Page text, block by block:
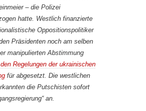
– die Polizei
hatte. Westlich finanzierte
Oppositionspolitiker
Präsidenten noch am selben
manipulierten Abstimmung
Regelungen der ukrainischen
für abgesetzt. Die westlichen
die Putschisten sofort
an.